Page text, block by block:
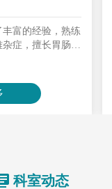
富的经验，熟练
症，擅长胃肠、
镜。
科室动态